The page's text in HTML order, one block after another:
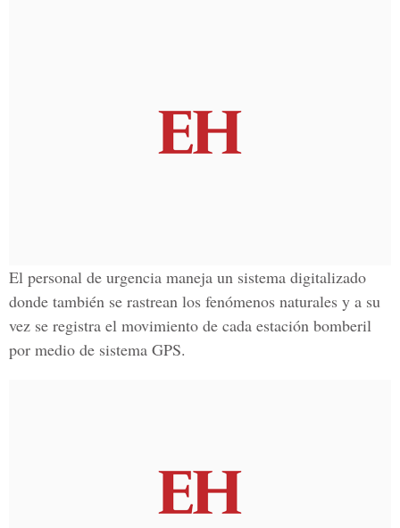
El personal de urgencia maneja un sistema digitalizado
donde también se rastrean los fenómenos naturales y a su
vez se registra el movimiento de cada estación bomberil
por medio de sistema GPS.